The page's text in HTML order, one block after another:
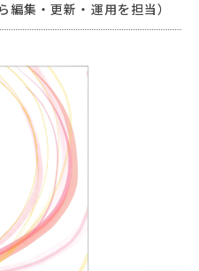
集・更新・運用を担当）